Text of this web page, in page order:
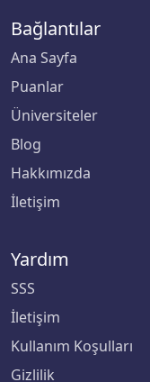
Bağlantılar
Ana Sayfa
Puanlar
Üniversiteler
Blog
Hakkımızda
İletişim
Yardım
SSS
İletişim
Kullanım Koşulları
Gizlilik